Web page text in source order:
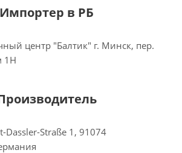
Импортер в РБ
центр "Балтик" г. Минск, пер.
1Н
Dassler-Straße 1, 91074